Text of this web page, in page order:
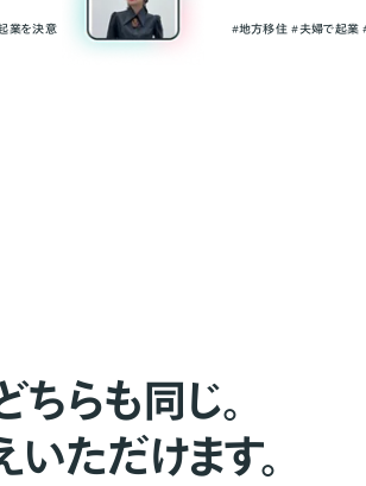
業を決意 #地方移住 #夫婦で起業
らも同じ。
ただけます。